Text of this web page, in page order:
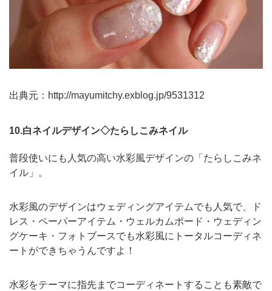
出典元： http://mayumitchy.exblog.jp/9531312
10.白ネイルデザイン◇たらしこみネイル
普段使いにも人気の高い水彩風デザインの「たらしこみネ
イル」。
水彩風のデザインはウェディングアイテムでも人気で、ド
レス・ペーパーアイテム・ウェルカムボード・ウェディン
グケーキ・フォトブースでも水彩風にトータルコーディネ
ートができちゃうんですよ！
水彩をテーマに指先までコーディネートすることも素敵で